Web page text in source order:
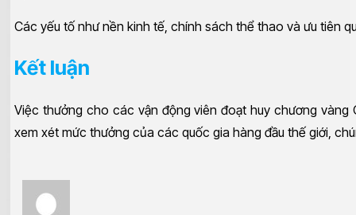
Các yếu tố như nền kinh tế, chính sách thể thao và ưu tiên
Kết luận
Việc thưởng cho các vận động viên đoạt huy chương
xem xét mức thưởng của các quốc gia hàng đầu thế giới,